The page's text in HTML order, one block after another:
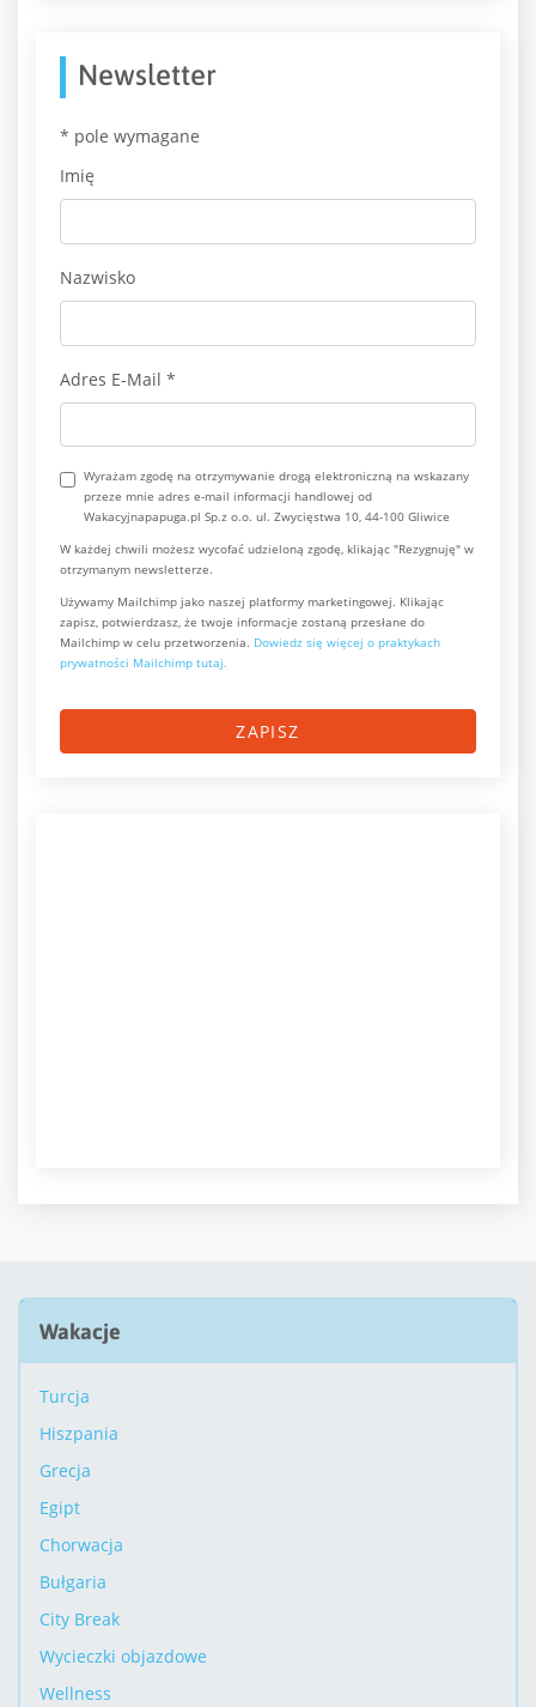
Newsletter
* pole wymagane
Imię
Nazwisko
Adres E-Mail *
Wyrażam zgodę na otrzymywanie drogą elektroniczną na wskazany
przeze mnie adres e-mail informacji handlowej od
Wakacyjnapapuga.pl Sp.z o.o. ul. Zwycięstwa 10, 44-100 Gliwice
W każdej chwili możesz wycofać udzieloną zgodę, klikając "Rezygnuję" w
otrzymanym newsletterze.
Używamy Mailchimp jako naszej platformy marketingowej. Klikając
zapisz, potwierdzasz, że twoje informacje zostaną przesłane do
Mailchimp w celu przetworzenia. Dowiedz się więcej o praktykach
prywatności Mailchimp tutaj.
ZAPISZ
Wakacje
Turcja
Hiszpania
Grecja
Egipt
Chorwacja
Bułgaria
City Break
Wycieczki objazdowe
Wellness